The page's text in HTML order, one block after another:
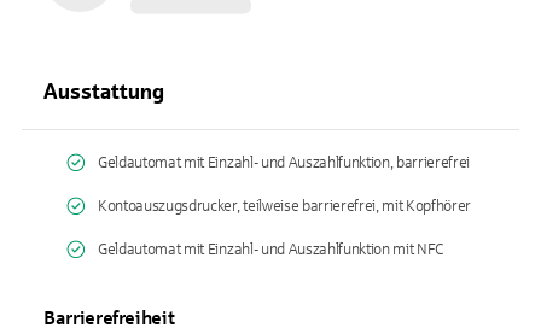
Ausstattung
Geldautomat mit Einzahl- und Auszahlfunktion, barrierefrei
Kontoauszugsdrucker, teilweise barrierefrei, mit Kopfhörer
Geldautomat mit Einzahl- und Auszahlfunktion mit NFC
Barrierefreiheit